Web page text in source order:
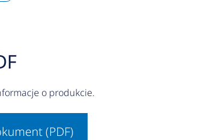
o produkcie.
(PDF)